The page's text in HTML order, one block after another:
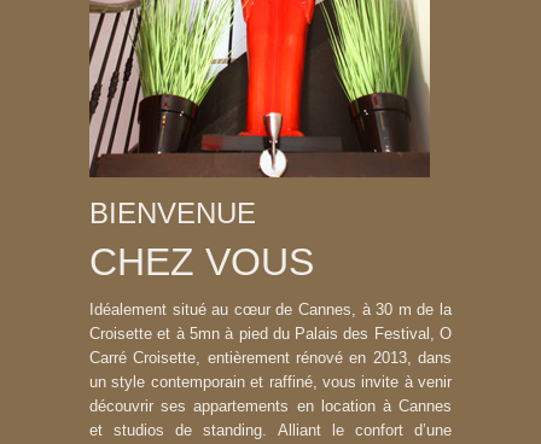
BIENVENUE
CHEZ VOUS
Idéalement situé au cœur de Cannes, à 30 m de la
Croisette et à 5mn à pied du Palais des Festival, O
Carré Croisette, entièrement rénové en 2013, dans
un style contemporain et raffiné, vous invite à venir
découvrir sesappartements en location à Cannes
et studios de standing. Alliant le confort d’une